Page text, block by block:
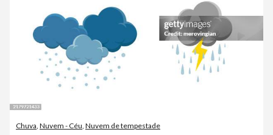
Chuva Nuvem - Céu Nuvem de tempestade